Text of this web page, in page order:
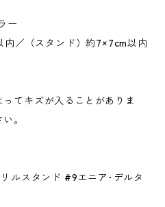
ー
／（スタンド）約7×7cm以内
てキズが入ることがありま
。
ルスタンド #9エニア･デルタ